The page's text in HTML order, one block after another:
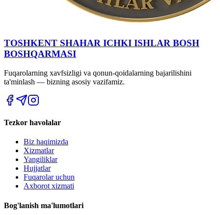
TOSHKENT SHAHAR IСHKI ISHLAR BOSH
BOSHQARMASI
Fuqarolarning xavfsizligi va qonun-qoidalarning bajarilishini
ta'minlash — bizning asosiy vazifamiz.
Tezkor havolalar
Biz haqimizda
Xizmatlar
Yangiliklar
Hujjatlar
Fuqarolar uchun
Axborot xizmati
Bog'lanish ma'lumotlari